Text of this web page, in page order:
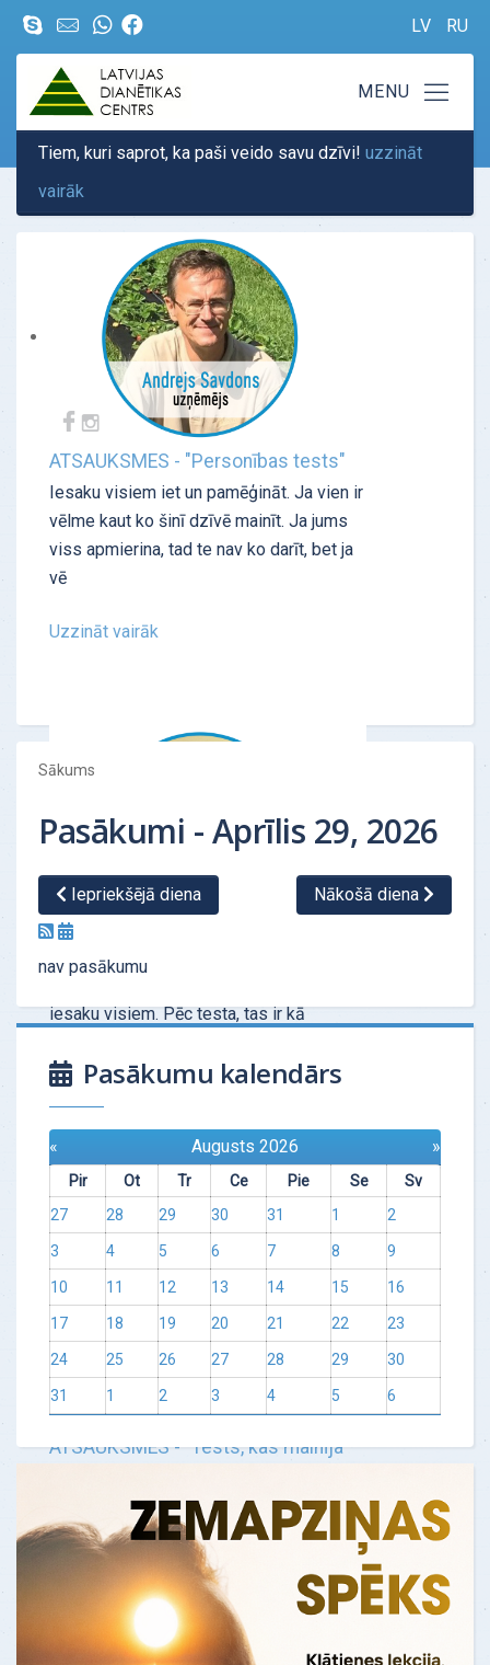
LV RU
Tiem, kuri saprot, ka paši veido savu dzīvi! uzzināt
vairāk
ATSAUKSMES - "Personības tests"
Iesaku visiem iet un pamēģināt. Ja vien ir
vēlme kaut ko šinī dzīvē mainīt. Ja jums
viss apmierina, tad te nav ko darīt, bet ja
vē
Uzzināt vairāk
ATSAUKSMES - "Personības tests"
iesaku visiem. Pēc testa, tas ir kā
"desmitniekā". Speciālis…
Uzzināt vairāk
ATSAUKSMES - "Tests, kas mainīja
Pirms testa es jutos, kā "vāvere ritenī".
Es nejauši uzdūros uz kaut kādu
Oksfordas personas analīzes testu. Kad
es to izpild…
Uzzināt vairāk
Sākums
Pasākumi - Aprīlis 29, 2026
Iepriekšējā diena Nākošā diena
nav pasākumu
Pasākumu kalendārs
« Augusts 2026 »
Pir Ot Tr Ce Pie Se
Sv
27
28 29 30 31 1 2
3 4 5 6 7 8 9
10 11 12 13 14 15 16
17 18 19 20 21 22 23
24 25 26 27 28 29 30
31 1 2 3 4 5 6